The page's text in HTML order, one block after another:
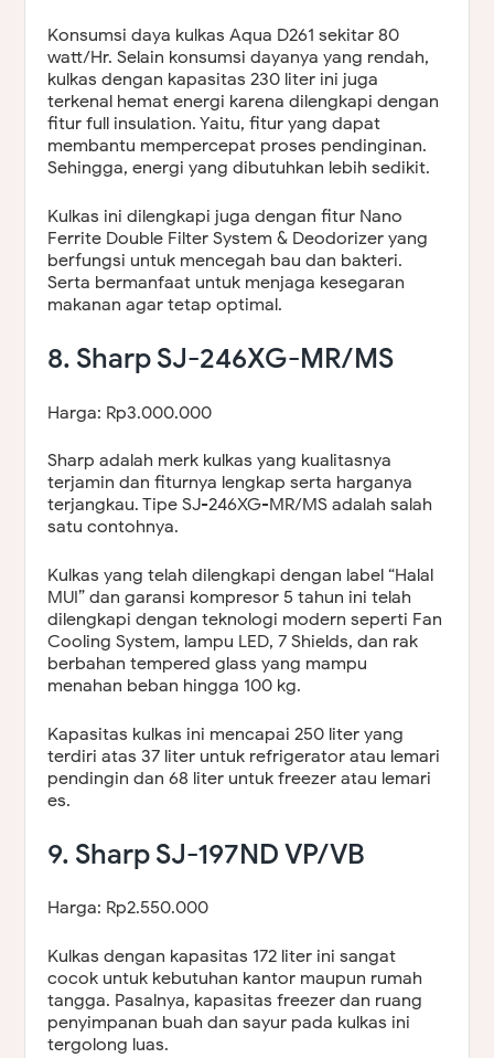
Konsumsi daya kulkas Aqua D261 sekitar 80
watt/Hr. Selain konsumsi dayanya yang rendah,
kulkas dengan kapasitas 230 liter ini juga
terkenal hemat energi karena dilengkapi dengan
fitur full insulation. Yaitu, fitur yang dapat
membantu mempercepat proses pendinginan.
Sehingga, energi yang dibutuhkan lebih sedikit.
Kulkas ini dilengkapi juga dengan fitur Nano
Ferrite Double Filter System & Deodorizer yang
berfungsi untuk mencegah bau dan bakteri.
Serta bermanfaat untuk menjaga kesegaran
makanan agar tetap optimal.
8. Sharp SJ-246XG-MR/MS
Harga: Rp3.000.000
Sharp adalah merk kulkas yang kualitasnya
terjamin dan fiturnya lengkap serta harganya
terjangkau. Tipe SJ-246XG-MR/MS adalah salah
satu contohnya.
Kulkas yang telah dilengkapi dengan label “Halal
MUI” dan garansi kompresor 5 tahun ini telah
dilengkapi dengan teknologi modern seperti Fan
Cooling System, lampu LED, 7 Shields, dan rak
berbahan tempered glass yang mampu
menahan beban hingga 100 kg.
Kapasitas kulkas ini mencapai 250 liter yang
terdiri atas 37 liter untuk refrigerator atau lemari
pendingin dan 68 liter untuk freezer atau lemari
es.
9. Sharp SJ-197ND VP/VB
Harga: Rp2.550.000
Kulkas dengan kapasitas 172 liter ini sangat
cocok untuk kebutuhan kantor maupun rumah
tangga. Pasalnya, kapasitas freezer dan ruang
penyimpanan buah dan sayur pada kulkas ini
tergolong luas.